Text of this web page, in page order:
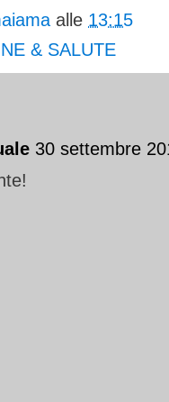
alle 13:15
& SALUTE
30 settembre